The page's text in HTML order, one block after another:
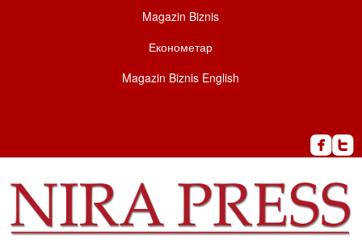
Magazin Biznis
Економетар
Magazin Biznis English